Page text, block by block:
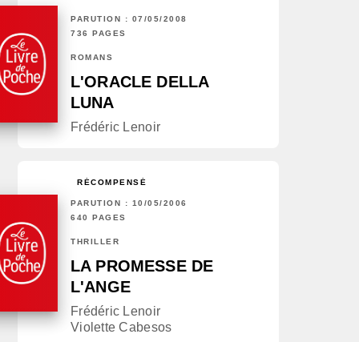
PARUTION : 07/05/2008
736 PAGES
ROMANS
L'ORACLE DELLA
LUNA
Frédéric Lenoir
RÉCOMPENSÉ
PARUTION : 10/05/2006
640 PAGES
THRILLER
LA PROMESSE DE
L'ANGE
Frédéric Lenoir
Violette Cabesos